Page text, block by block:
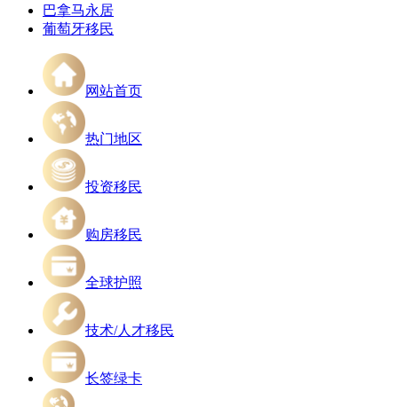
巴拿马永居
葡萄牙移民
网站首页
热门地区
投资移民
购房移民
全球护照
技术/人才移民
长签绿卡